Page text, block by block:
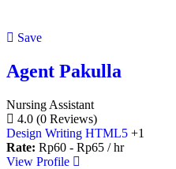
Save
Agent Pakulla
Nursing Assistant
4.0 (0 Reviews)
Design Writing HTML5 +1
Rate: Rp60 - Rp65 / hr
View Profile